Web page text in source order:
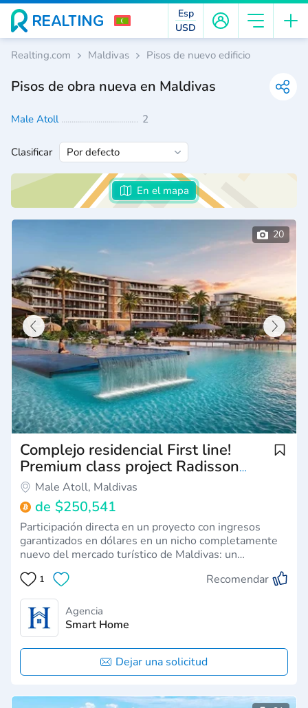
Esp
USD
Realting.com Maldivas Pisos de nuevo edificio
Pisos de obra nueva en Maldivas
Male Atoll 2
Clasificar
En el mapa
Complejo residencial First line!
Premium class project Radisson
Maldives.
Male Atoll, Maldivas
de $250,541
Participación directa en un proyecto con ingresos
garantizados en dólares en un nicho completamente
nuevo del mercado turístico de Maldivas: un
segmento de precios de alto nivel con demanda
máxima y sin competencia.Condiciones de
inversión:Alquiler RoI hasta un 18%Ingresos de
gestión hoteler…
1 Recomendar
Agencia
Smart Home
Dejar una solicitud